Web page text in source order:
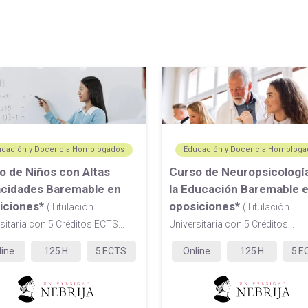
y Docencia Homologados
de Niños con Altas
Baremable en
(Titulación
con 5 Créditos ECTS...
125 H 5 ECTS
Educación y Docencia
Curso de
la Educación Baremable
oposiciones* (Titulación
Universitaria con 5 Créditos...
Online 125 H 5